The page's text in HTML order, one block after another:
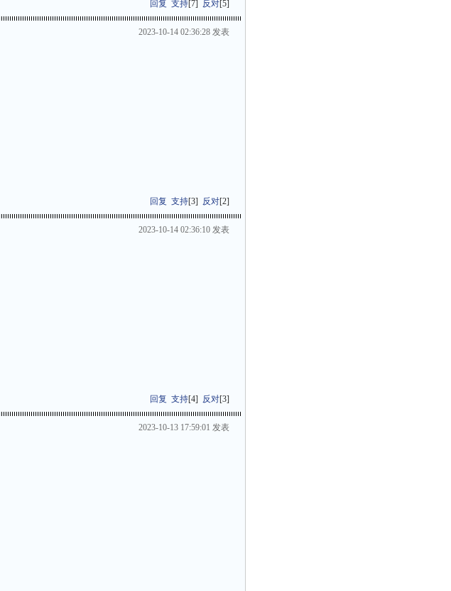
回复 支持[7] 反对[5]
2023-10-14 02:36:28 发表
回复 支持[3] 反对[2]
2023-10-14 02:36:10 发表
回复 支持[4] 反对[3]
2023-10-13 17:59:01 发表